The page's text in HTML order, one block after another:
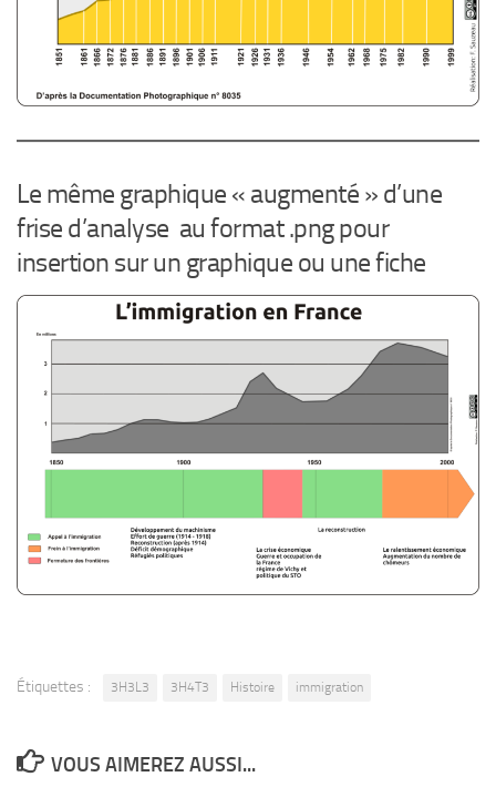
Le même graphique « augmenté » d’une
frise d’analyse au format .png pour
insertion sur un graphique ou une fiche
Étiquettes : 3H3L3 3H4T3 Histoire immigration
VOUS AIMEREZ AUSSI...